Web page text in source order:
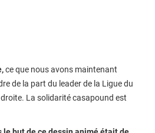
ce que nous avons maintenant
de la part du leader de la Ligue du
La solidarité casapound est